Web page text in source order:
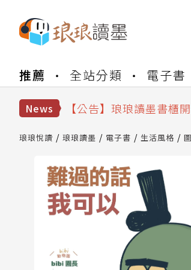
推薦 全站分類 電子書
News
【公告】琅琅書店服務
【公告】琅琅讀墨數位
【公告】琅琅讀墨書櫃
【公告】琅琅讀墨 3 分
【公告】琅琅書店服務
【公告】琅琅讀墨數位
琅琅悅讀 琅琅讀墨 電子書 生活風格